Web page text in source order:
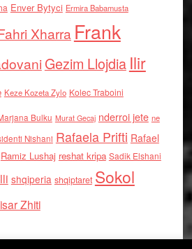
Enver Bytyci Ermira Babamusta
Xharra Frank
Gezim Llojdia Ilir
Keze Kozeta Zylo Kolec Traboini
Bulku Murat Gecaj nderroi jete ne
Nishani Rafaela Prifti Rafael
Ramiz Lushaj reshat kripa Sadik Elshani
shqiperia shqiptaret Sokol
Zhiti